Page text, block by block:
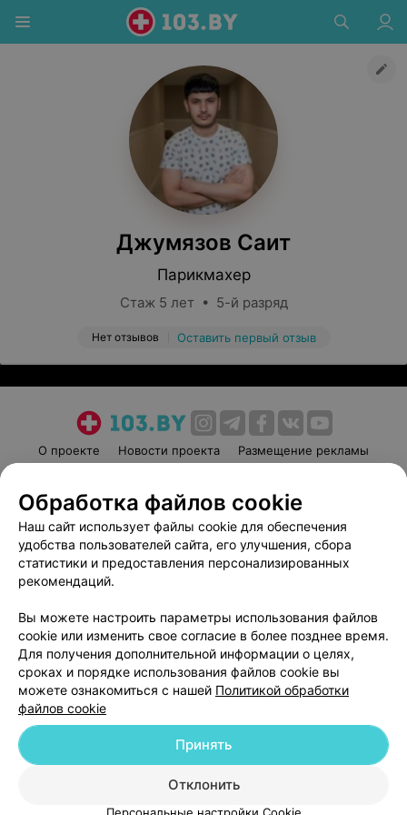
Джумязов Саит
Парикмахер
Стаж 5 лет • 5-й разряд
Нет отзывов Оставить первый отзыв
О проекте Новости проекта
Размещение рекламы
Пользовательское соглашение
Способы оплаты
Вакансии
Партнеры
Написать руководителю 103.by
Обработка персональных данных
© 2026 ООО «Артокс Лаб», УНП 191700409
| 220012, Республика Беларусь,
Служба поддержки +375 291212755
Обработка файлов cookie
Наш сайт использует файлы cookie для обеспечения
удобства пользователей сайта, его улучшения, сбора
статистики и предоставления персонализированных
рекомендаций.
Вы можете настроить параметры использования файлов
cookie или изменить свое согласие в более позднее время.
Для получения дополнительной информации о целях,
сроках и порядке использования файлов cookie вы
можете ознакомиться с нашей Политикой обработки
файлов cookie
Отклонить
Принять